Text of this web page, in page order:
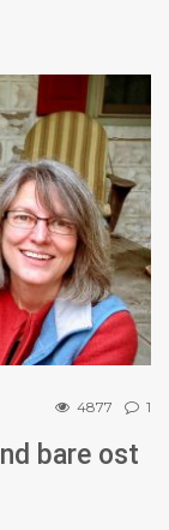
4877 1
bare ost